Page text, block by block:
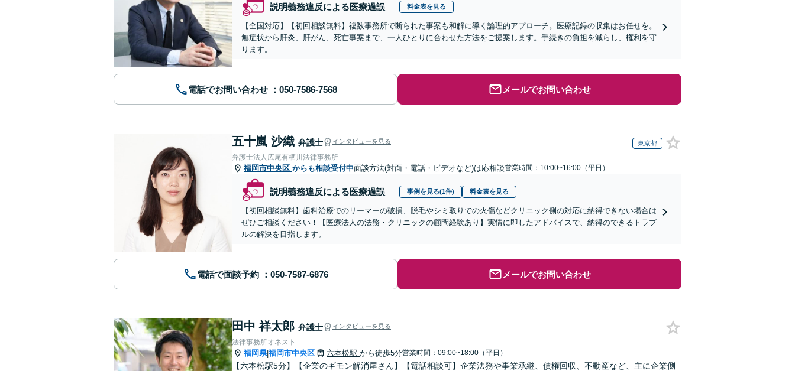
説明義務違反による医療過誤 料金表を見る
【全国対応】【初回相談無料】複数事務所で断られた事案も和解に導く論理的アプローチ。医療記録の収集はお任せを。
無症状から肝炎、肝がん、死亡事案まで、一人ひとりに合わせた方法をご提案します。手続きの負担を減らし、権利を守
ります。
電話でお問い合わせ メールでお問い合わせ
五十嵐 沙織 弁護士 インタビューを見る 東京都
弁護士法人広尾有栖川法律事務所
福岡市中央区 からも相談受付中面談方法(対面・電話・ビデオなど)は応相談営業時間：10:00~16:00（平日）
説明義務違反による医療過誤 事例を見る(1件) 料金表を見る
【初回相談無料】歯科治療でのリーマーの破損、脱毛やシミ取りでの火傷などクリニック側の対応に納得できない場合は
ぜひご相談ください！【医療法人の法務・クリニックの顧問経験あり】実情に即したアドバイスで、納得のできるトラブ
ルの解決を目指します。
電話で面談予約 メールでお問い合わせ
田中 祥太郎 弁護士 インタビューを見る
法律事務所オネスト
福岡県|福岡市中央区 六本松駅 から徒歩5分営業時間：09:00~18:00（平日）
【六本松駅5分】【企業のギモン解消屋さん】【電話相談可】企業法務や事業承継、債権回収、不動産など、主に企業側